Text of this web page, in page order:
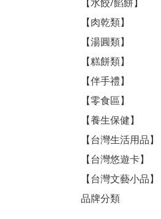
【肉乾類】
【湯圓類】
【糕餅類】
【伴手禮】
【零食區】
【養生保健】
【台灣生活用品】
【台灣悠遊卡】
【台灣文藝小品】
品牌分類